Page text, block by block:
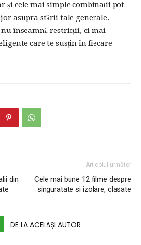
și cele mai simple combinații pot
asupra stării tale generale.
nu înseamnă restricții, ci mai
care te susțin în fiecare
din
Articolul următor
Cele mai bune 12 filme despre
singuratate si izolare, clasate
DE LA ACELAȘI AUTOR